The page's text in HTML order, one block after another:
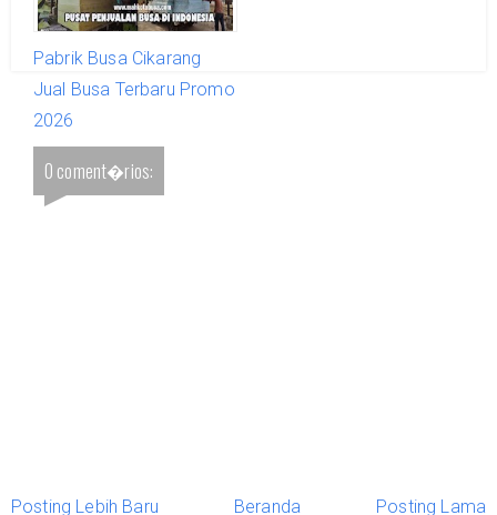
Pabrik Busa Cikarang
Jual Busa Terbaru Promo
2026
0 coment�rios:
Posting Lebih Baru Beranda Posting Lama